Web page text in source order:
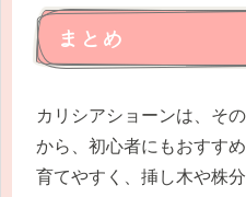
まとめ
カリシアショーンは、そ
から、初心者にもおすす
育てやすく、挿し木や株